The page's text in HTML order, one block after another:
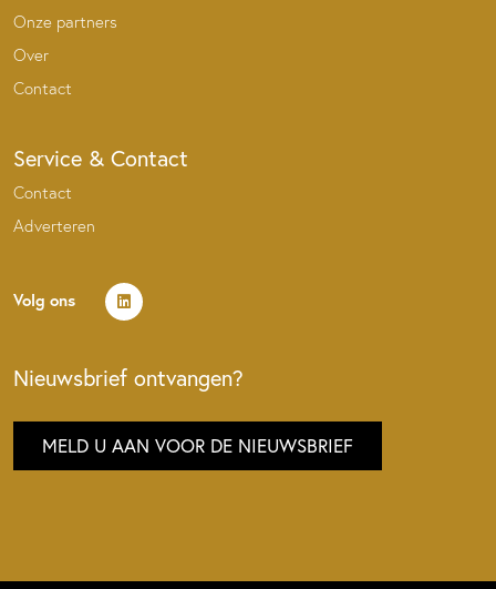
Onze partners
Over
Contact
Service & Contact
Contact
Adverteren
Volg ons
Nieuwsbrief ontvangen?
MELD U AAN VOOR DE NIEUWSBRIEF